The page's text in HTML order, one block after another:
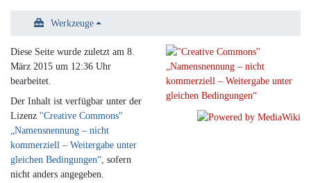
Werkzeuge
Diese Seite wurde zuletzt am 8.
März 2015 um 12:36 Uhr
bearbeitet.
Der Inhalt ist verfügbar unter der
Lizenz ''Creative Commons''
„Namensnennung – nicht
kommerziell – Weitergabe unter
gleichen Bedingungen“, sofern
nicht anders angegeben.